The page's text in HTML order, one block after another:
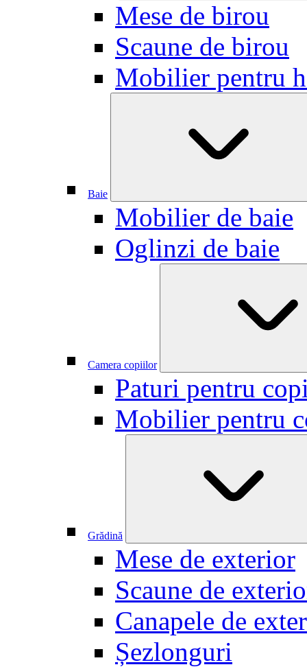
Mese de birou
Scaune de birou
Mobilier pentru
Baie
Mobilier de baie
Oglinzi de baie
Camera copiilor
Paturi pentru
Mobilier pentru
Grădină
Mese de exterior
Scaune de
Canapele de
Șezlonguri